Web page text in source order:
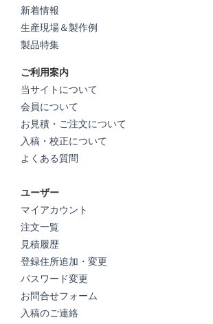
新着情報
生産現場＆製作例
製品特集
ご利用案内
当サイトについて
会員について
お見積・ご注文について
入稿・校正について
よくある質問
ユーザー
マイアカウント
注文一覧
見積履歴
登録住所追加・変更
パスワード変更
お問合せフォーム
入稿のご連絡